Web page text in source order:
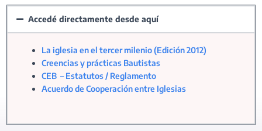
Accedé directamente desde aquí
La iglesia en el tercer milenio (Edición 2012)
Creencias y prácticas Bautistas
CEB – Estatutos / Reglamento
Acuerdo de Cooperación entre Iglesias